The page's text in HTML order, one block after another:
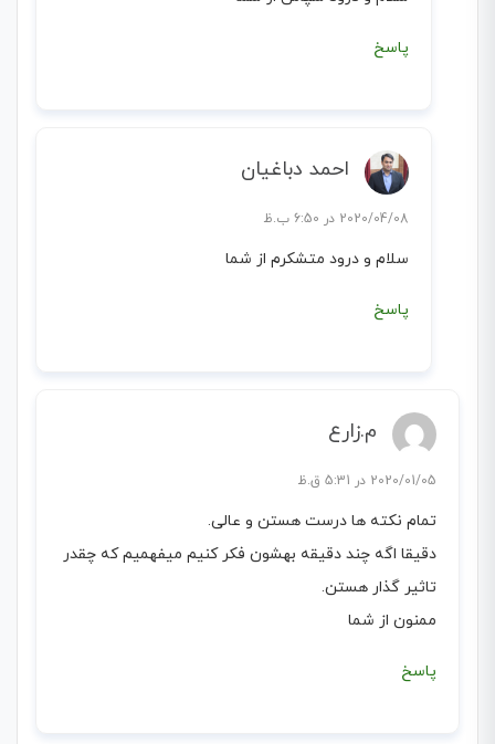
پاسخ
احمد دباغیان
2020/04/08 در 6:50 ب.ظ
سلام و درود متشکرم از شما
پاسخ
م.زارع
2020/01/05 در 5:31 ق.ظ
تمام نکته ها درست هستن و عالی.
دقیقا اگه چند دقیقه بهشون فکر کنیم میفهمیم که چقدر
تاثیر گذار هستن.
ممنون از شما
پاسخ